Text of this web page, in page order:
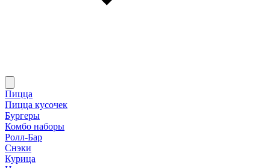
Пицца
Пицца кусочек
Бургеры
Комбо наборы
Ролл-Бар
Снэки
Курица